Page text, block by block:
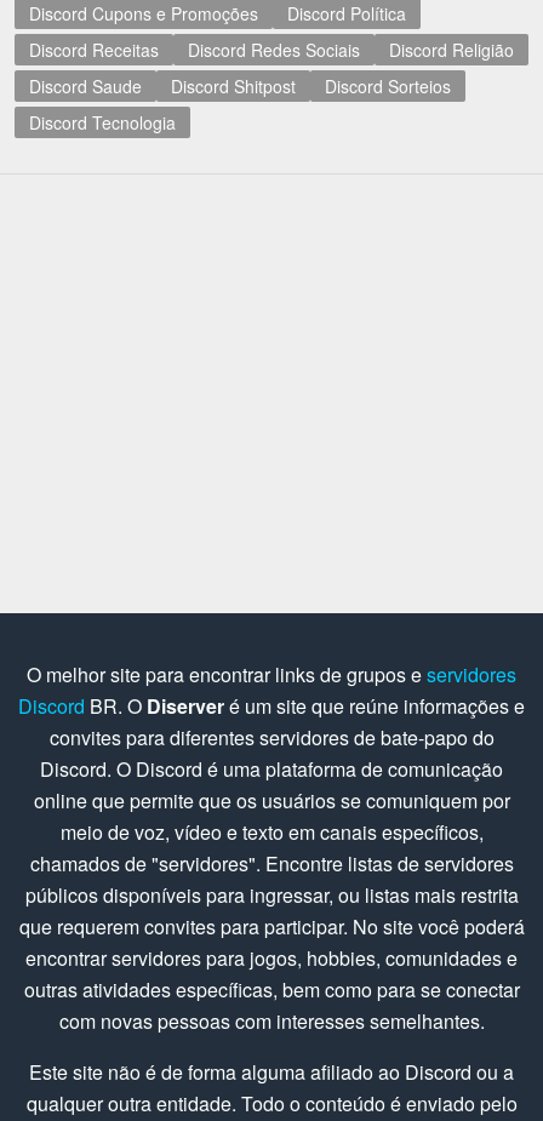
Discord Cupons e Promoções
Discord Política
Discord Receitas
Discord Redes Sociais
Discord Religião
Discord Saude
Discord Shitpost
Discord Sorteios
Discord Tecnologia
O melhor site para encontrar links de grupos eservidores
Discord BR. O Diserveré um site que reúne informações e
convites para diferentes servidores de bate-papo do
Discord. O Discord é uma plataforma de comunicação
online que permite que os usuários se comuniquem por
meio de voz, vídeo e texto em canais específicos,
chamados de "servidores". Encontre listas de servidores
públicos disponíveis para ingressar, ou listas mais restrita
que requerem convites para participar. No site você poderá
encontrar servidores para jogos, hobbies, comunidades e
outras atividades específicas, bem como para se conectar
com novas pessoas com interesses semelhantes.
Este site não é de forma alguma afiliado ao Discord ou a
qualquer outra entidade. Todo o conteúdo é enviado pelo